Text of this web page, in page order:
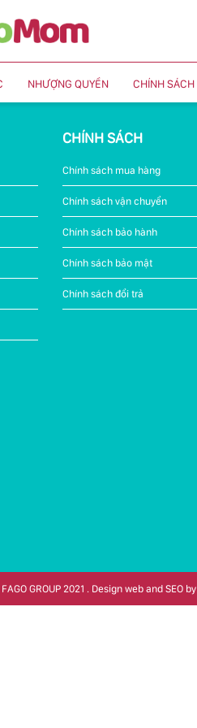
NHƯỢNG QUYỀN CHÍNH SÁCH
CHÍNH SÁCH
Chính sách mua hàng
Chính sách vận chuyển
Chính sách bảo hành
Chính sách bảo mật
Chính sách đổi trả
GROUP 2021 . Design web and SEO by